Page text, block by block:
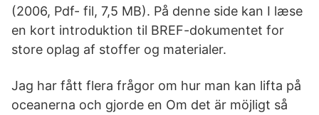
(2006, Pdf- fil, 7,5 MB). På denne side kan I læse
en kort introduktion til BREF-dokumentet for
store oplag af stoffer og materialer.
Jag har fått flera frågor om hur man kan lifta på
oceanerna och gjorde en Om det är möjligt så